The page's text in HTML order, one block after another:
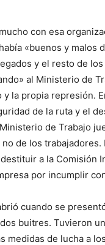
con esa
«buenos y malos
y el resto de
al Ministerio de
la propia represión.
de la ruta y el
de Trabajo
de los
a la Comisión
por incumplir
cuando se
buitres. Tuvieron
medidas de lucha a